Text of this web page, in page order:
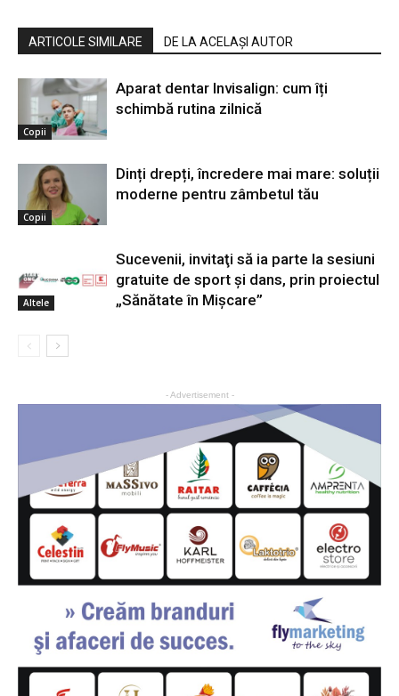
ARTICOLE SIMILARE DE LA ACELAȘI AUTOR
Copii
Aparat dentar Invisalign: cum îți
schimbă rutina zilnică
Copii
Dinți drepți, încredere mai mare: soluții
moderne pentru zâmbetul tău
Altele
Sucevenii, invitaţi să ia parte la sesiuni
gratuite de sport şi dans, prin proiectul
„Sănătate în Mişcare”
- Advertisement -